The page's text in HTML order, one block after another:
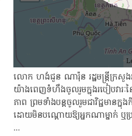
លោក​ ហង់ជួន ណារ៉ុន រដ្ឋមន្ត្រីក្រសួង​អ
យ៉ាង​ពេញទំហឹង​ចូលរួម​ក្នុង​របៀបវារៈ​ន
ភាព ព្រមទាំង​បន្ត​ចូលរួម​ជា​វិជ្ជមាន​
ដោយ​មិន​បណ្ដោយ​ឱ្យ​អ្នកណាម្នាក់​
…